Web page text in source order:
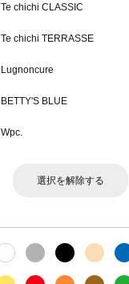
Te chichi CLASSIC
Te chichi TERRASSE
Lugnoncure
BETTY'S BLUE
Wpc.
選択を解除する